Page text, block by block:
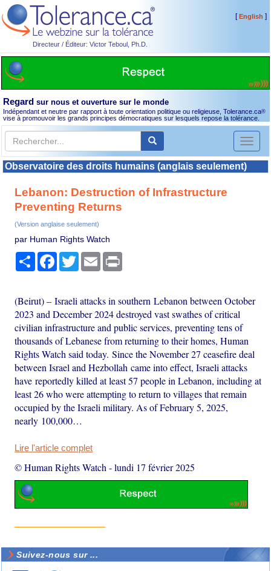
Directeur / Éditeur: Victor Teboul, Ph.D.
[English ]
Regard sur nous et ouverture sur le monde
Indépendant et neutre par rapport à toute orientation politique ou religieuse, Tolerance.ca®
vise à promouvoir les grands principes démocratiques sur lesquels repose la tolérance.
Toggle
Observatoire des droits humains (anglais seulement)
Lebanon: Destruction of Infrastructure
Preventing Returns
(Version anglaise seulement)
par Human Rights Watch
PartagerFacebook
TwitterEmail
(Beirut) – Israeli attacks in southern Lebanon between October
2023 and December 2024 destroyed vast swathes of critical
civilian infrastructure and public services, preventing tens of
thousands of Lebanese from returning to their homes, Human
Rights Watch said today. Since the November 27 ceasefire deal
between Israel and Hezbollah came into effect, Israeli attacks
have reportedly killed at least 57 people in Lebanon, including at
least 26 who were attempting to return to villages that remain
occupied by the Israeli military. As of February 5, 2025,
nearly 100,000…
Lire l'article complet
© Human Rights Watch -lundi 17 février 2025
Suivez-nous sur ...